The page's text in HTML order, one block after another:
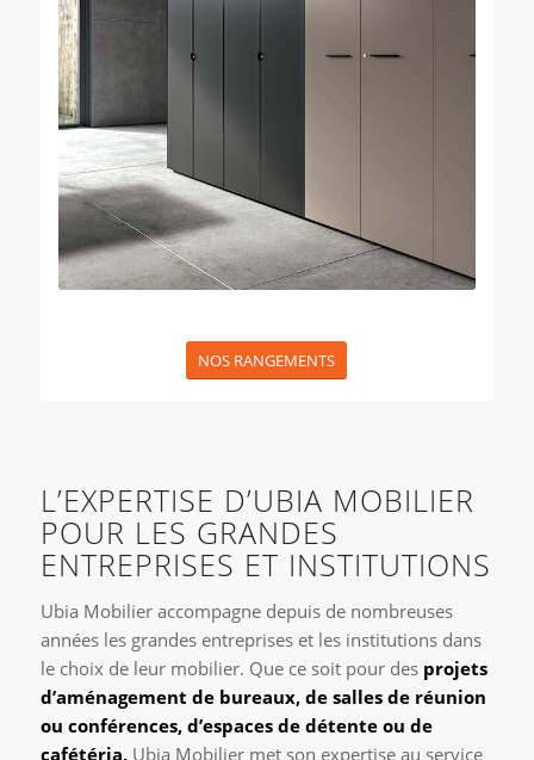
NOS RANGEMENTS
L’EXPERTISE D’UBIA MOBILIER
POUR LES GRANDES
ENTREPRISES ET INSTITUTIONS
Ubia Mobilier accompagne depuis de nombreuses
années les grandes entreprises et les institutions dans
le choix de leur mobilier. Que ce soit pour des projets
d’aménagement de bureaux, de salles de réunion
ou conférences, d’espaces de détente ou de
cafétéria,Ubia Mobilier met son expertise au service